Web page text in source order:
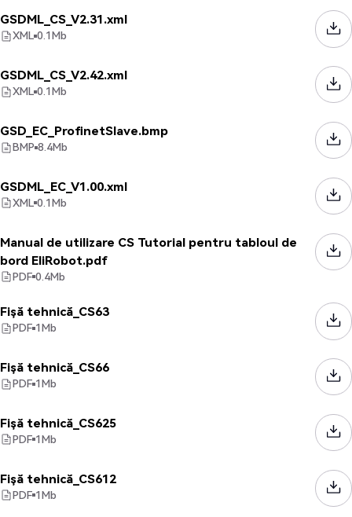
GSDML_CS_V2.31.xml
XML 0.1Mb
GSDML_CS_V2.42.xml
XML 0.1Mb
GSD_EC_ProfinetSlave.bmp
BMP 8.4Mb
GSDML_EC_V1.00.xml
XML 0.1Mb
Manual de utilizare CS Tutorial pentru tabloul de
bord EliRobot.pdf
PDF 0.4Mb
Fișă tehnică_CS63
PDF 1Mb
Fișă tehnică_CS66
PDF 1Mb
Fișă tehnică_CS625
PDF 1Mb
Fișă tehnică_CS612
PDF 1Mb